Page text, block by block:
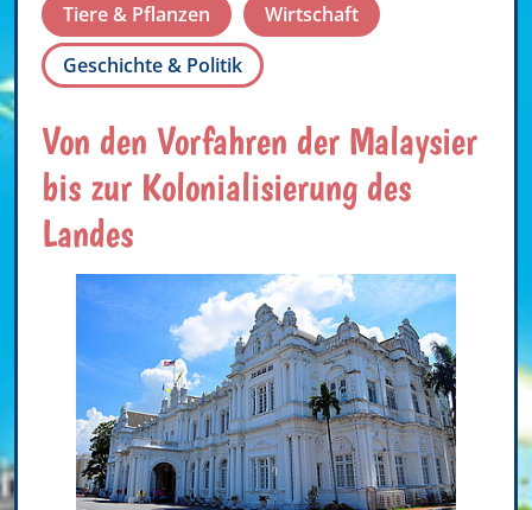
Tiere & Pflanzen
Wirtschaft
Geschichte & Politik
Von den Vorfahren der Malaysier
bis zur Kolonialisierung des
Landes